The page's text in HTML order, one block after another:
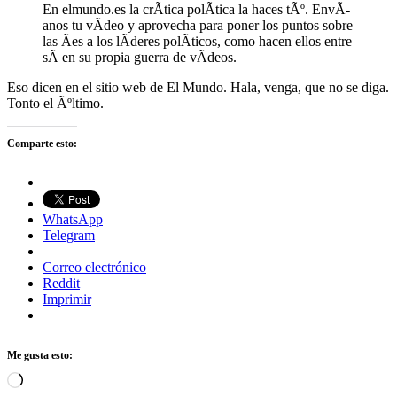
En elmundo.es la crÃ­tica polÃ­tica la haces tÃº. EnvÃ­
anos tu vÃ­deo y aprovecha para poner los puntos sobre
las Ã­es a los lÃ­deres polÃ­ticos, como hacen ellos entre
sÃ­ en su propia guerra de vÃ­deos.
Eso dicen en el sitio web de El Mundo. Hala, venga, que no se diga.
Tonto el Ãºltimo.
Comparte esto:
WhatsApp
Telegram
Correo electrónico
Reddit
Imprimir
Me gusta esto:
Cargando...